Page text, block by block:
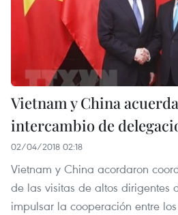
Vietnam y China
intercambio de
02/04/2018 02:18
Vietnam y China acordaron
de las visitas de altos dirigentes
impulsar la cooperación entre